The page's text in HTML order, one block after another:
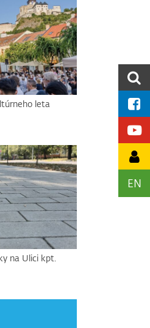
EN
leta
na Ulici kpt.